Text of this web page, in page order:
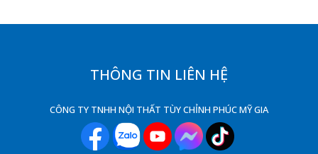
THÔNG TIN LIÊN HỆ
CÔNG TY TNHH NỘI THẤT TÙY CHỈNH PHÚC MỸ GIA